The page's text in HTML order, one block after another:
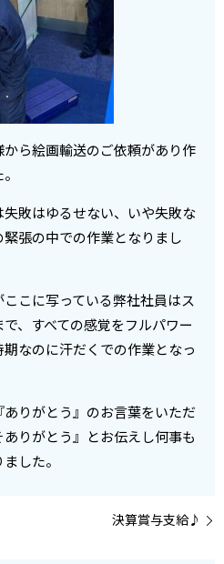
ら絵画輸送のご依頼があり作
敗はゆるせない、いや失敗な
張の中での作業となりまし
こに写っている弊社社員はス
、すべての感覚をフルパワー
なのに汗だくでの作業となっ
りがとう』のお言葉をいただ
りがとう』とお伝えし何事も
した。
決算賞与支給♪